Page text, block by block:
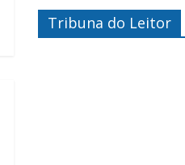
Tribuna do Leitor